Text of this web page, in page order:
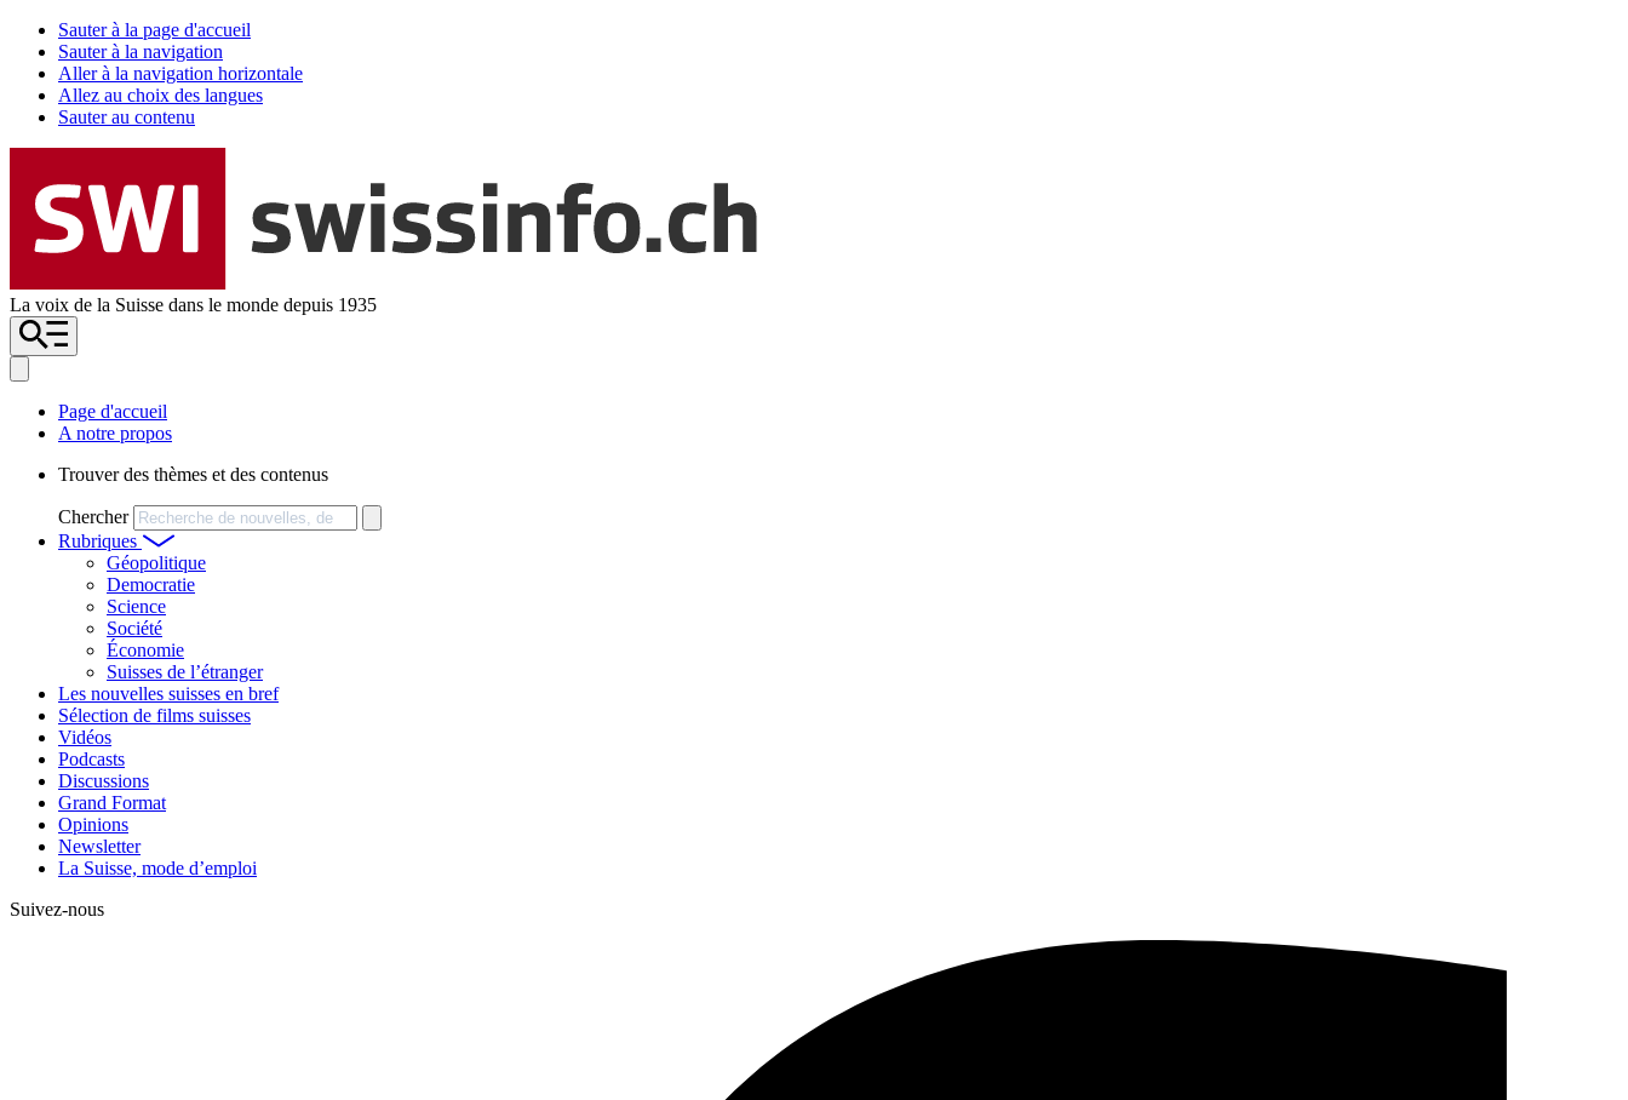
Sauter à la page d'accueil
Sauter à la navigation
Aller à la navigation horizontale
Allez au choix des langues
Sauter au contenu
La voix de la Suisse dans le monde depuis 1935
Page d'accueil
A notre propos
Trouver des thèmes et des contenus
Chercher
Rubriques
Géopolitique
Democratie
Science
Société
Économie
Suisses de l’étranger
Les nouvelles suisses en bref
Sélection de films suisses
Vidéos
Podcasts
Discussions
Grand Format
Opinions
Newsletter
La Suisse, mode d’emploi
Suivez-nous